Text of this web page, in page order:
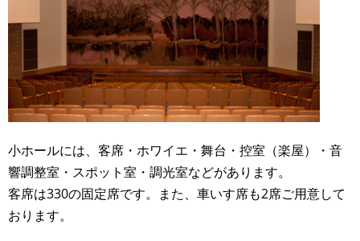
小ホールには、客席・ホワイエ・舞台・控室（楽屋）・音
響調整室・スポット室・調光室などがあります。
客席は330の固定席です。また、車いす席も2席ご用意して
おります。